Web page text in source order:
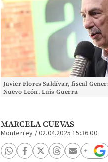
Javier Flores Saldívar, fiscal
Nuevo León. Luis Guerra
MARCELA CUEVAS
Monterrey /02.04.2025 15:36:00